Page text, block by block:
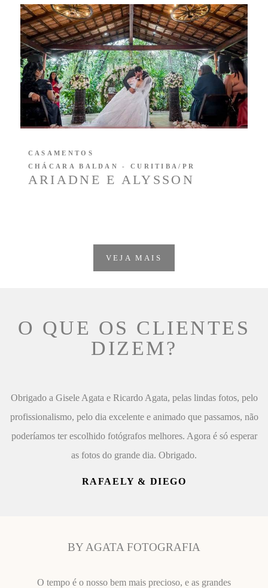
ARIADNE E ALYSSON
CASAMENTOS
CHÁCARA BALDAN - CURITIBA/PR
VEJA MAIS
O QUE OS CLIENTES
DIZEM?
Obrigado a Gisele Agata e Ricardo Agata, pelas lindas fotos, pelo
profissionalismo, pelo dia excelente e animado que passamos, não
poderíamos ter escolhido fotógrafos melhores. Agora é só esperar
as fotos do grande dia. Obrigado.
RAFAELY & DIEGO
BY AGATA FOTOGRAFIA
O tempo é o nosso bem mais precioso, e as grandes